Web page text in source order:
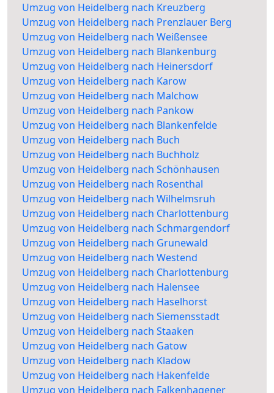
Umzug von Heidelberg nach Kreuzberg
Umzug von Heidelberg nach Prenzlauer Berg
Umzug von Heidelberg nach Weißensee
Umzug von Heidelberg nach Blankenburg
Umzug von Heidelberg nach Heinersdorf
Umzug von Heidelberg nach Karow
Umzug von Heidelberg nach Malchow
Umzug von Heidelberg nach Pankow
Umzug von Heidelberg nach Blankenfelde
Umzug von Heidelberg nach Buch
Umzug von Heidelberg nach Buchholz
Umzug von Heidelberg nach Schönhausen
Umzug von Heidelberg nach Rosenthal
Umzug von Heidelberg nach Wilhelmsruh
Umzug von Heidelberg nach Charlottenburg
Umzug von Heidelberg nach Schmargendorf
Umzug von Heidelberg nach Grunewald
Umzug von Heidelberg nach Westend
Umzug von Heidelberg nach Charlottenburg
Umzug von Heidelberg nach Halensee
Umzug von Heidelberg nach Haselhorst
Umzug von Heidelberg nach Siemensstadt
Umzug von Heidelberg nach Staaken
Umzug von Heidelberg nach Gatow
Umzug von Heidelberg nach Kladow
Umzug von Heidelberg nach Hakenfelde
Umzug von Heidelberg nach Falkenhagener